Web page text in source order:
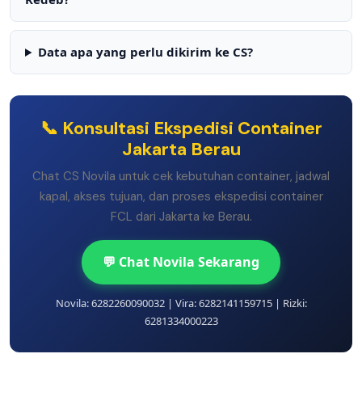
Data apa yang perlu dikirim ke CS?
📞 Konsultasi Ekspedisi Container
Jakarta Berau
Chat CS Novila untuk cek kebutuhan container, jadwal
kapal, akses tujuan, dan proses ekspedisi container
FCL dari Jakarta ke Berau.
💬 Chat Novila Sekarang
Novila: 6282260090032 | Vira: 6282141159715 | Rizki:
6281334000223